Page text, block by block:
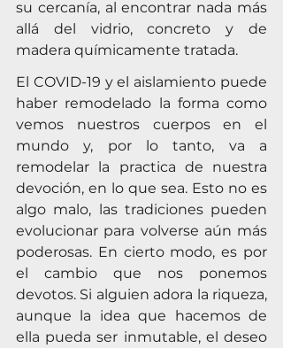
su cercanía, al encontrar nada más
allá del vidrio, concreto y de
madera químicamente tratada.
El COVID-19 y el aislamiento puede
haber remodelado la forma como
vemos nuestros cuerpos en el
mundo y, por lo tanto, va a
remodelar la practica de nuestra
devoción, en lo que sea. Esto no es
algo malo, las tradiciones pueden
evolucionar para volverse aún más
poderosas. En cierto modo, es por
el cambio que nos ponemos
devotos. Si alguien adora la riqueza,
aunque la idea que hacemos de
ella pueda ser inmutable, el deseo